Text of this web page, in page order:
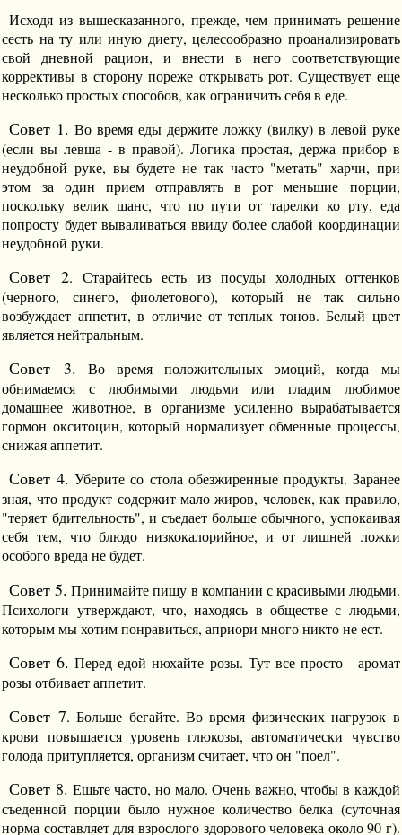
Исходя из вышесказанного, прежде, чем принимать решение
сесть на ту или иную диету, целесообразно проанализировать
свой дневной рацион, и внести в него соответствующие
коррективы в сторону пореже открывать рот. Существует еще
несколько простых способов, как ограничить себя в еде.
Совет 1. Во время еды держите ложку (вилку) в левой руке
(если вы левша - в правой). Логика простая, держа прибор в
неудобной руке, вы будете не так часто "метать" харчи, при
этом за один прием отправлять в рот меньшие порции,
поскольку велик шанс, что по пути от тарелки ко рту, еда
попросту будет вываливаться ввиду более слабой координации
неудобной руки.
Совет 2. Старайтесь есть из посуды холодных оттенков
(черного, синего, фиолетового), который не так сильно
возбуждает аппетит, в отличие от теплых тонов. Белый цвет
является нейтральным.
Совет 3. Во время положительных эмоций, когда мы
обнимаемся с любимыми людьми или гладим любимое
домашнее животное, в организме усиленно вырабатывается
гормон окситоцин, который нормализует обменные процессы,
снижая аппетит.
Совет 4. Уберите со стола обезжиренные продукты. Заранее
зная, что продукт содержит мало жиров, человек, как правило,
"теряет бдительность", и съедает больше обычного, успокаивая
себя тем, что блюдо низкокалорийное, и от лишней ложки
особого вреда не будет.
Совет 5. Принимайте пищу в компании с красивыми людьми.
Психологи утверждают, что, находясь в обществе с людьми,
которым мы хотим понравиться, априори много никто не ест.
Совет 6. Перед едой нюхайте розы. Тут все просто - аромат
розы отбивает аппетит.
Совет 7. Больше бегайте. Во время физических нагрузок в
крови повышается уровень глюкозы, автоматически чувство
голода притупляется, организм считает, что он "поел".
Совет 8. Ешьте часто, но мало. Очень важно, чтобы в каждой
съеденной порции было нужное количество белка (суточная
норма составляет для взрослого здорового человека около 90 г).